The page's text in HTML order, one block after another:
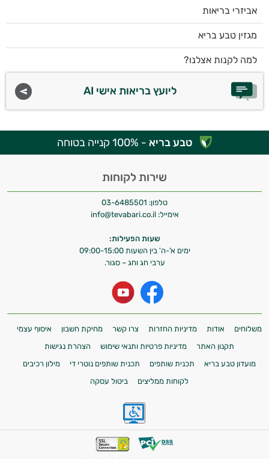
אביזרי בריאות
מגזין טבע בריא
למה לקנות אצלנו?
ליועץ בריאות אישי AI
טבע בריא - 100% קנייה בטוחה
שירות לקוחות
טלפון: 03-6485501
אימייל: info@tevabari.co.il
שעות הפעילות:
ימים א'-ה' בין השעות 09:00-15:00
ערבי חג וחג – סגור.
משלוחים אודות מדיניות החזרות צרו קשר מחיקת חשבון
איסוף עצמי
תקנון האתר
מדיניות פרטיות ותנאי שימוש
הצהרת נגישות
מועדון טבע בריא
תכנית שותפים תכנית שותפים נוטרי די
מילון רכיבים
לקוחות ממליצים
ביטול עסקה